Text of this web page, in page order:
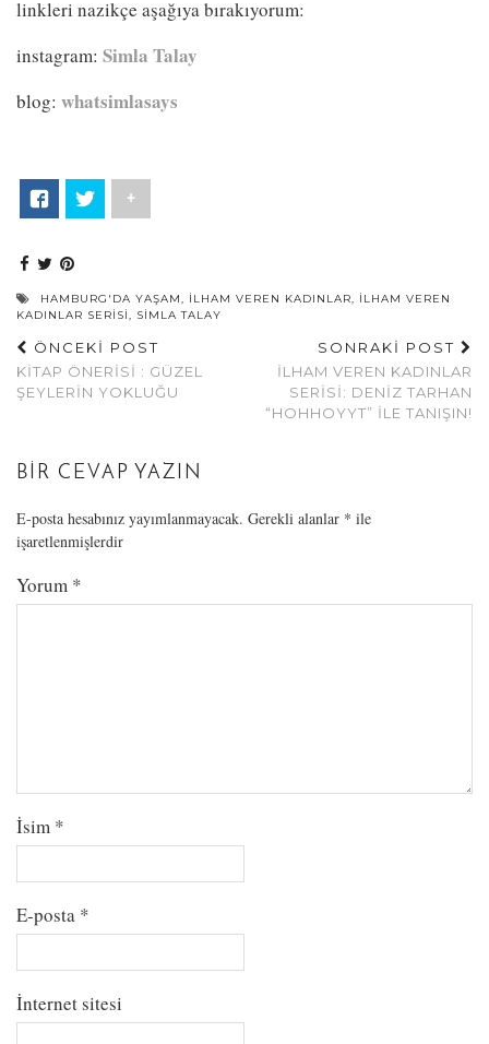
linkleri nazikçe aşağıya bırakıyorum:
instagram: Simla Talay
blog: whatsimlasays
+
HAMBURG'DA YAŞAM, ILHAM VEREN KADINLAR, ILHAM VEREN
KADINLAR SERISI, SIMLA TALAY
ÖNCEKİ POST
KITAP ÖNERISI : GÜZEL
ŞEYLERIN YOKLUĞU
SONRAKİ POST
İLHAM VEREN KADINLAR
SERISI: DENIZ TARHAN
“HOHHOYYT” ILE TANIŞIN!
BIR CEVAP YAZIN
E-posta hesabınız yayımlanmayacak. Gerekli alanlar * ile
işaretlenmişlerdir
Yorum *
İsim *
E-posta *
İnternet sitesi